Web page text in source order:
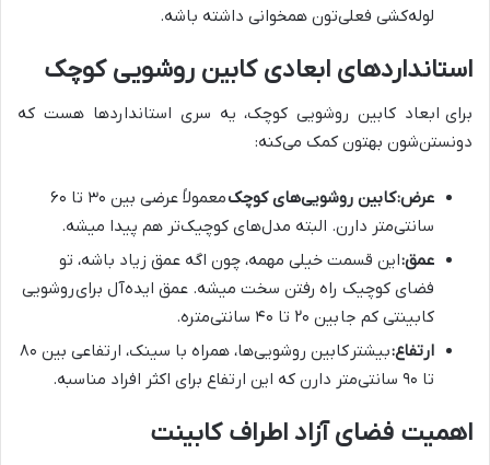
لوله‌کشی فعلی‌تون همخوانی داشته باشه.
استانداردهای ابعادی کابین روشویی کوچک
برای ابعاد کابین روشویی کوچک، یه سری استانداردها هست که
دونستن‌شون بهتون کمک می‌کنه:
عرض:کابین روشویی‌های کوچک
معمولاً عرضی بین ۳۰ تا ۶۰
سانتی‌متر دارن. البته مدل‌های کوچیک‌تر هم پیدا میشه.
عمق:این قسمت خیلی مهمه، چون اگه عمق زیاد باشه، تو
فضای کوچیک راه رفتن سخت میشه. عمق ایده‌آل برایروشویی
کابینتی کم جابین ۲۰ تا ۴۰ سانتی‌متره.
ارتفاع:بیشتر
کابین روشویی‌ها، همراه با سینک، ارتفاعی بین ۸۰
تا ۹۰ سانتی‌متر دارن که این ارتفاع برای اکثر افراد مناسبه.
اهمیت فضای آزاد اطراف کابینت